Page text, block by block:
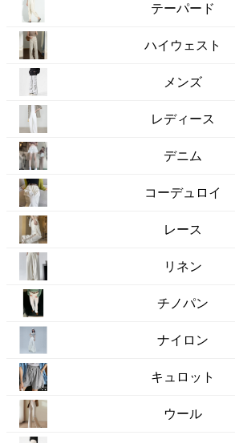
テーパード
ハイウェスト
メンズ
レディース
デニム
コーデュロイ
レース
リネン
チノパン
ナイロン
キュロット
ウール